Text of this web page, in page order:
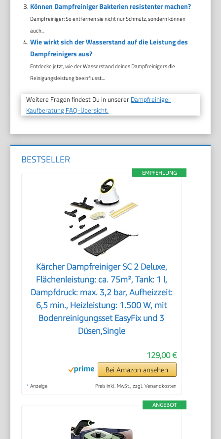
Können Dampfreiniger Bakterien resistenter machen?
Dampfreiniger: So entfernen sie nicht nur Schmutz, sondern können
auch...
Wie wirkt sich der Wasserstand auf die Leistung des
Dampfreinigers aus?
Entdecke jetzt, wie der Wasserstand deines Dampfreinigers die
Reinigungsleistung beeinflusst...
Weitere Fragen findest Du in unserer Dampfreiniger
Kaufberatung FAQ-Übersicht.
BESTSELLER
EMPFEHLUNG
Kärcher Dampfreiniger SC 2 Deluxe,
Flächenleistung: ca. 75m², Tank: 1 l,
Dampfdruck: max. 3,2 bar, Aufheizzeit:
6,5 min., Heizleistung: 1.500 W, mit
Bodenreinigungsset EasyFix und 3
Düsen,Single
129,00 €
Bei Amazon ansehen
* Anzeige Preis inkl. MwSt., zzgl. Versandkosten
ANGEBOT